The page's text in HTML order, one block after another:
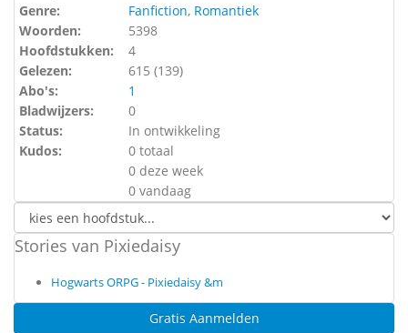
Genre:
Fanfiction, Romantiek
Woorden:
5398
Hoofdstukken:
4
Gelezen:
615 (139)
Abo's:
1
Bladwijzers:
0
Status:
In ontwikkeling
Kudos:
0 totaal
0 deze week
0 vandaag
Stories van Pixiedaisy
Hogwarts ORPG - Pixiedaisy &m
Gratis Aanmelden